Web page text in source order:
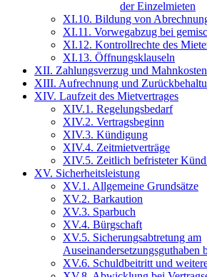
der Einzelmieten
XI.10. Bildung von
XI.11. Vorwegabzug bei
XI.12. Kontrollrechte des
XI.13. Öffnungsklauseln
XII. Zahlungsverzug und Mahnkosten
XIII. Aufrechnung und
XIV. Laufzeit des Mietvertrages
XIV.1. Regelungsbedarf
XIV.2. Vertragsbeginn
XIV.3. Kündigung
XIV.4. Zeitmietverträge
XIV.5. Zeitlich befristeter
XV. Sicherheitsleistung
XV.1. Allgemeine Grundsätze
XV.2. Barkaution
XV.3. Sparbuch
XV.4. Bürgschaft
XV.5. Sicherungsabtretung am
Auseinandersetzungsguthaben
XV.6. Schuldbeitritt und